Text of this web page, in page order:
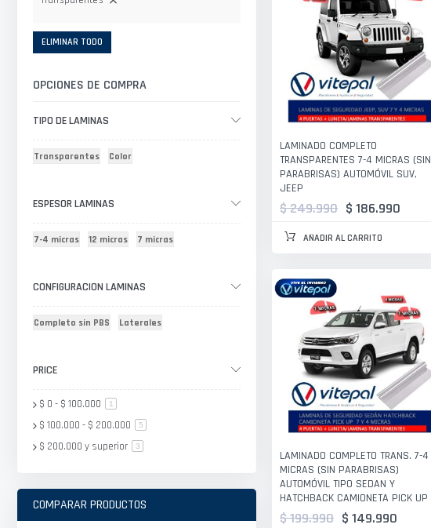
LAMINADO COMPLETO
TRANSPARENTES 7-4 MICRAS (SIN
PARABRISAS) AUTOMÓVIL SUV,
JEEP
$ 186.990
$ 249.990
AÑADIR AL CARRITO
LAMINADO COMPLETO TRANS. 7-4
MICRAS (SIN PARABRISAS)
AUTOMÓVIL TIPO SEDAN Y
HATCHBACK CAMIONETA PICK UP
$ 149.990
$ 199.990
ELIMINAR TODO
OPCIONES DE COMPRA
TIPO DE LAMINAS
Transparentes Color
ESPESOR LAMINAS
7-4 micras 12 micras 7 micras
CONFIGURACION LAMINAS
Completo sin PBS Laterales
PRICE
$ 0 - $ 100.000 1
$ 100.000 - $ 200.000 5artículo
$ 200.000 y superior 3artículo
COMPARAR PRODUCTOS